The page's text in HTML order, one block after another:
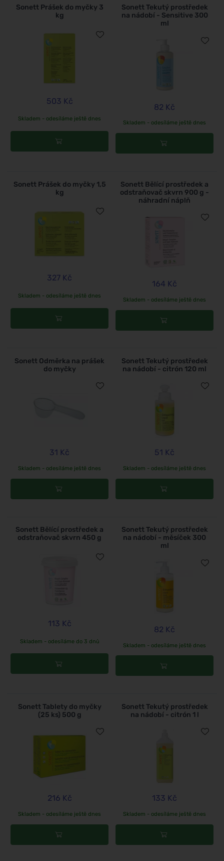
Sonett Prášek do myčky 3
kg
503 Kč
Skladem - odesíláme ještě dnes
Sonett Tekutý prostředek
na nádobí - Sensitive 300
ml
82 Kč
Skladem - odesíláme ještě dnes
Sonett Prášek do myčky 1,5
kg
327 Kč
Skladem - odesíláme ještě dnes
Sonett Bělící prostředek a
odstraňovač skvrn 900 g -
náhradní náplň
164 Kč
Skladem - odesíláme ještě dnes
Sonett Odměrka na prášek
do myčky
31 Kč
Skladem - odesíláme ještě dnes
Sonett Tekutý prostředek
na nádobí - citrón 120 ml
51 Kč
Skladem - odesíláme ještě dnes
Sonett Bělící prostředek a
odstraňovač skvrn 450 g
113 Kč
Skladem - odesíláme do 3 dnů
Sonett Tekutý prostředek
na nádobí - měsíček 300
ml
82 Kč
Skladem - odesíláme ještě dnes
Sonett Tablety do myčky
(25 ks) 500 g
216 Kč
Skladem - odesíláme ještě dnes
Sonett Tekutý prostředek
na nádobí - citrón 1 l
133 Kč
Skladem - odesíláme ještě dnes